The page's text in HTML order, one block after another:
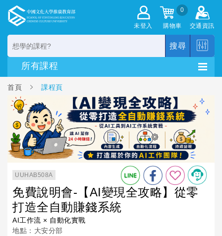
未登入
0
購物車 交通資訊
搜尋
首頁 課程頁
UUHAB508A
免費說明會-【AI變現全攻略】從零
打造全自動賺錢系統
AI工作流 × 自動化實戰
地點：大安分部